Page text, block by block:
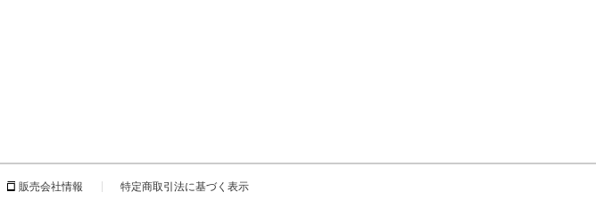
販売会社情報 特定商取引法に基づく表示